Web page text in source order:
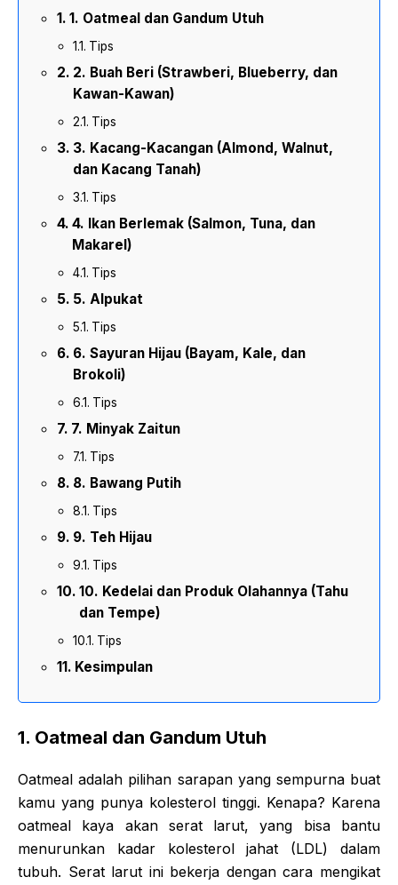
1. Oatmeal dan Gandum Utuh
Tips
2. Buah Beri (Strawberi, Blueberry, dan
Kawan-Kawan)
Tips
3. Kacang-Kacangan (Almond, Walnut,
dan Kacang Tanah)
Tips
4. Ikan Berlemak (Salmon, Tuna, dan
Makarel)
Tips
5. Alpukat
Tips
6. Sayuran Hijau (Bayam, Kale, dan
Brokoli)
Tips
7. Minyak Zaitun
Tips
8. Bawang Putih
Tips
9. Teh Hijau
Tips
10. Kedelai dan Produk Olahannya (Tahu
dan Tempe)
Tips
Kesimpulan
1. Oatmeal dan Gandum Utuh
Oatmeal adalah pilihan sarapan yang sempurna buat
kamu yang punya kolesterol tinggi. Kenapa? Karena
oatmeal kaya akan serat larut, yang bisa bantu
menurunkan kadar kolesterol jahat (LDL) dalam
tubuh. Serat larut ini bekerja dengan cara mengikat